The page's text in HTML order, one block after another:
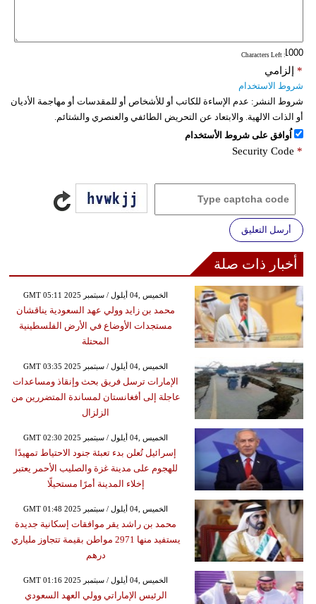
: Characters Left
إلزامي *
شروط الاستخدام
شروط النشر: عدم الإساءة للكاتب أو للأشخاص أو للمقدسات أو مهاجمة الأديان
أو الذات الالهية. والابتعاد عن التحريض الطائفي والعنصري والشتائم.
اُوافق على شروط الأستخدام
Security Code *
أرسل التعليق
أخبار ذات صلة
GMT 05:11 2025 الخميس ,04 أيلول / سبتمبر
محمد بن زايد وولي عهد السعودية يناقشان
مستجدات الأوضاع في الأرض الفلسطينية
المحتلة
GMT 03:35 2025 الخميس ,04 أيلول / سبتمبر
الإمارات ترسل فريق بحث وإنقاذ ومساعدات
عاجلة إلى أفغانستان لمساندة المتضررين من
الزلزال
GMT 02:30 2025 الخميس ,04 أيلول / سبتمبر
إسرائيل تُعلن بدء تعبئة جنود الاحتياط تمهيدًا
للهجوم على مدينة غزة والصليب الأحمر يعتبر
إخلاء المدينة أمرًا مستحيلًا
GMT 01:48 2025 الخميس ,04 أيلول / سبتمبر
محمد بن راشد يقر موافقات إسكانية جديدة
يستفيد منها 2971 مواطن بقيمة تتجاوز ملياري
درهم
GMT 01:16 2025 الخميس ,04 أيلول / سبتمبر
الرئيس الإماراتي وولي العهد السعودي